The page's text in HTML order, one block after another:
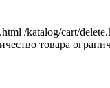
/katalog/cart/
товара